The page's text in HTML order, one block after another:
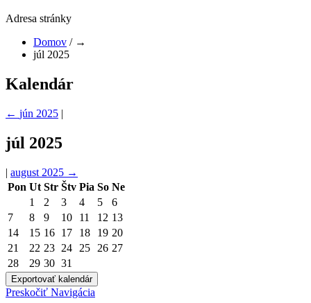
Adresa stránky
Domov / →
júl 2025
Kalendár
← jún 2025 |
júl 2025
| august 2025 →
Pon Ut Str Štv Pia So Ne
1
2 3 4 5
6
7
8 9 10 11 12 13
14
15 16 17 18 19 20
21
22 23 24 25 26 27
28
29 30 31
Preskočiť Navigácia